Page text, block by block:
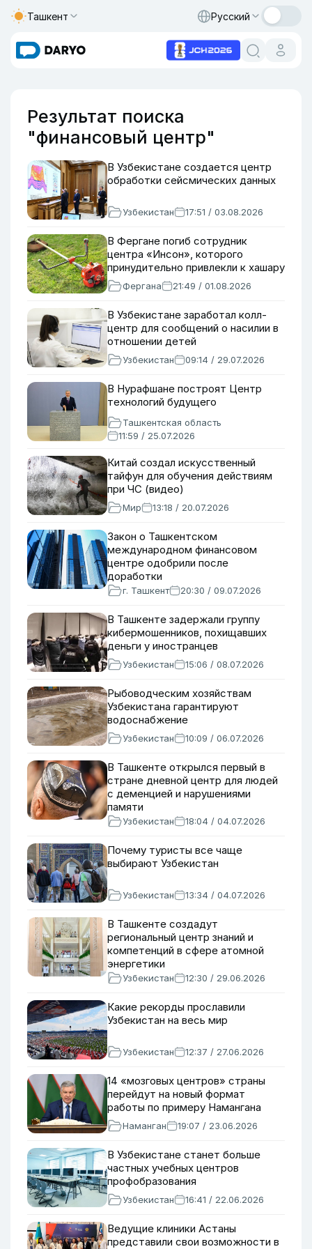
Ташкент Русский
Результат поиска
"финансовый центр"
В Узбекистане создается центр
обработки сейсмических данных
Узбекистан 17:51 / 03.08.2026
В Фергане погиб сотрудник
центра «Инсон», которого
принудительно привлекли к хашару
Фергана 21:49 / 01.08.2026
В Узбекистане заработал колл-
центр для сообщений о насилии в
отношении детей
Узбекистан 09:14 / 29.07.2026
В Нурафшане построят Центр
технологий будущего
Ташкентская область
11:59 / 25.07.2026
Китай создал искусственный
тайфун для обучения действиям
при ЧС (видео)
Мир 13:18 / 20.07.2026
Закон о Ташкентском
международном финансовом
центре одобрили после
доработки
г. Ташкент 20:30 / 09.07.2026
В Ташкенте задержали группу
кибермошенников, похищавших
деньги у иностранцев
Узбекистан 15:06 / 08.07.2026
Рыбоводческим хозяйствам
Узбекистана гарантируют
водоснабжение
Узбекистан 10:09 / 06.07.2026
В Ташкенте открылся первый в
стране дневной центр для людей
с деменцией и нарушениями
памяти
Узбекистан 18:04 / 04.07.2026
Почему туристы все чаще
выбирают Узбекистан
Узбекистан 13:34 / 04.07.2026
В Ташкенте создадут
региональный центр знаний и
компетенций в сфере атомной
энергетики
Узбекистан 12:30 / 29.06.2026
Какие рекорды прославили
Узбекистан на весь мир
Узбекистан 12:37 / 27.06.2026
14 «мозговых центров» страны
перейдут на новый формат
работы по примеру Намангана
Наманган 19:07 / 23.06.2026
В Узбекистане станет больше
частных учебных центров
профобразования
Узбекистан 16:41 / 22.06.2026
Ведущие клиники Астаны
представили свои возможности в